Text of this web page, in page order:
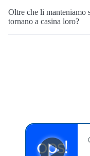
Oltre che li manteniamo
tornano a casina loro?